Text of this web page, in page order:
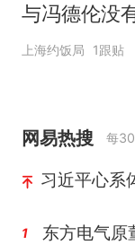
与冯德伦没
两人从多年
上海约饭局 1跟贴
网易热搜 每
习近平心系
1 东方电气原